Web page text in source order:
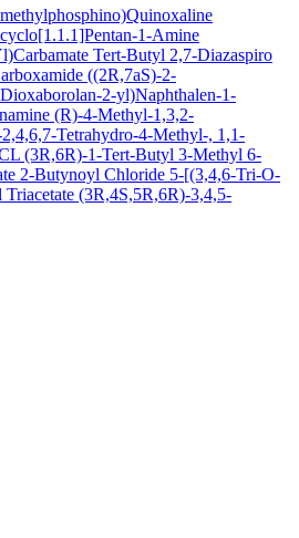
1-Amine
Tert-Butyl 2,7-Diazaspiro
((2R,7aS)-2-
2-yl)Naphthalen-1-
(R)-4-Methyl-1,3,2-
Tetrahydro-4-Methyl-, 1,1-
(3R,6R)-1-Tert-Butyl 3-Methyl 6-
2-Butynoyl Chloride 5-[(3,4,6-Tri-O-
(3R,4S,5R,6R)-3,4,5-